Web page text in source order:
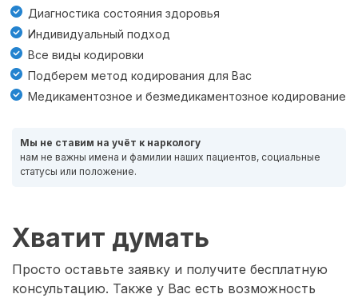
Диагностика состояния здоровья
Индивидуальный подход
Все виды кодировки
Подберем метод кодирования для Вас
Медикаментозное и безмедикаментозное кодирование
Мы не ставим на учёт к наркологу
нам не важны имена и фамилии наших пациентов, социальные
статусы или положение.
Хватит думать
Просто оставьте заявку и получите бесплатную
консультацию. Также у Вас есть возможность